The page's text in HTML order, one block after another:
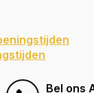
Bel ons